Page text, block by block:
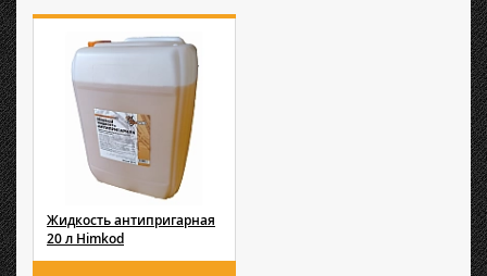
Жидкость антипригарная
20 л Himkod